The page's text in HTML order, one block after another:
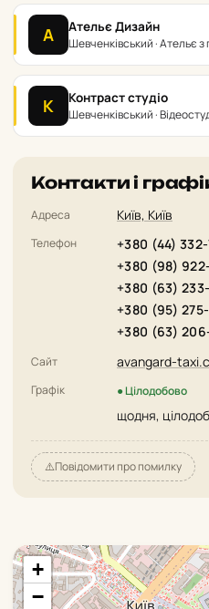
А Ательє Дизайн
Шевченківський · Ательє
К Контраст студіо
Шевченківський ·
Контакти і
Адреса Київ, Київ
Телефон +380 (44) 332-
+380 (98) 922-
+380 (63) 233-
+380 (95) 275-
+380 (63) 206-
Сайт avangard-
Графік ● Цілодобово
щодня,
⚠️Повідомити про помилку
+
−